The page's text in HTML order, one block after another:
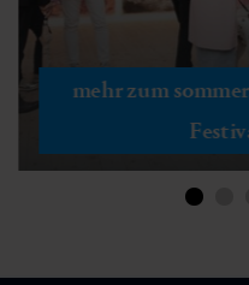
mehr zum